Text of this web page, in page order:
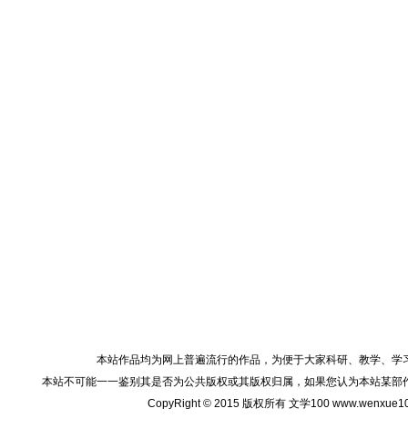
本站作品均为网上普遍流行的作品，为便于大家科研、教学、
本站不可能一一鉴别其是否为公共版权或其版权归属，如果您认为本站某
CopyRight © 2015 版权所有 文学100